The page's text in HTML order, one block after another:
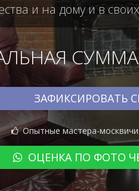
и на дому и в
СУММА
ЗАФИКСИРОВАТЬ
Опытные мастера-
ОЦЕНКА ПО ФОТО